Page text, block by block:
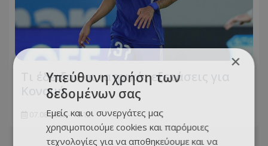
Τι έδειξαν οι ιατρικές εξετάσεις για
Κονομή
07.08.2026 - 18:12
×
Υπεύθυνη χρήση των
δεδομένων σας
Εμείς και οι συνεργάτες μας
χρησιμοποιούμε cookies και παρόμοιες
τεχνολογίες για να αποθηκεύουμε και να